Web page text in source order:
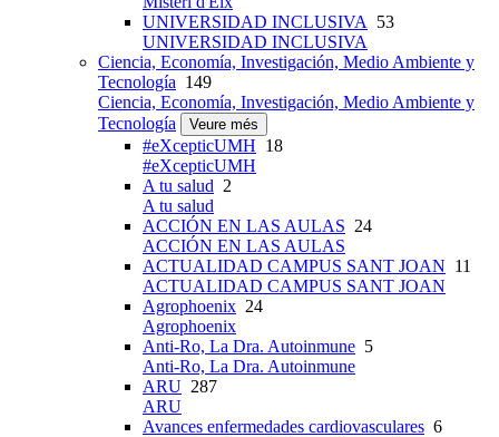
UNIVERSIDAD INCLUSIVA
53
UNIVERSIDAD INCLUSIVA
Ciencia, Economía, Investigación, Medio Ambiente y
Tecnología 149
Ciencia, Economía, Investigación, Medio Ambiente y
Tecnología
Veure més
#eXcepticUMH 18
#eXcepticUMH
A tu salud 2
A tu salud
ACCIÓN EN LAS AULAS 24
ACCIÓN EN LAS AULAS
ACTUALIDAD CAMPUS SANT JOAN 11
ACTUALIDAD CAMPUS SANT JOAN
Agrophoenix 24
Agrophoenix
Anti-Ro, La Dra. Autoinmune 5
Anti-Ro, La Dra. Autoinmune
ARU 287
ARU
Avances enfermedades cardiovasculares 6